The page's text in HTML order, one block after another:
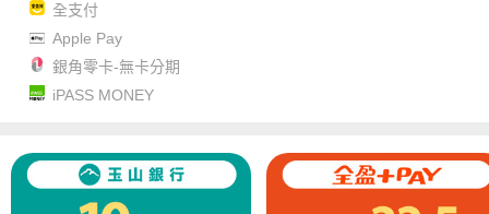
全支付
Apple Pay
銀角零卡-無卡分期
iPASS MONEY